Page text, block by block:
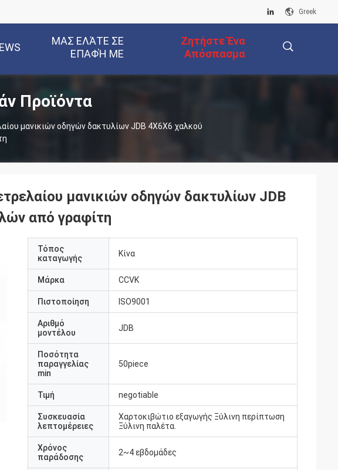
Greek
ΜΑΣ ΕΛΆΤΕ ΣΕ
ΕΠΑΦΉ ΜΕ
Ζητήστε Ένα
Απόσπασμα
Προϊόντα
μανικιών οδηγών δακτυλίων JDB 4X6X6 χαλκού
μανικιών οδηγών δακτυλίων JDB
από γραφίτη
Τόπος
καταγωγής
Κίνα
Μάρκα CCVK
Πιστοποίηση ISO9001
Αριθμό
μοντέλου
JDB
Ποσότητα
παραγγελίας
min
50piece
Τιμή negotiable
Συσκευασία
λεπτομέρειες
Χαρτοκιβώτιο εξαγωγής Ξύλινη περίπτωση
Ξύλινη παλέτα.
Χρόνος
παράδοσης
2~4 εβδομάδες